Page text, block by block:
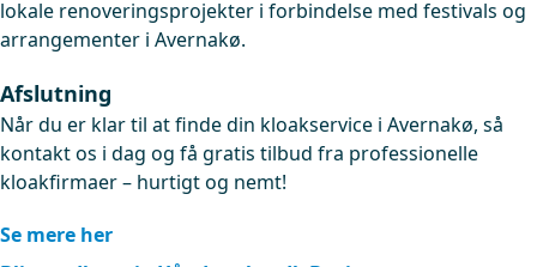
lokale renoveringsprojekter i forbindelse med festivals og
arrangementer i Avernakø.
Afslutning
Når du er klar til at finde din kloakservice i Avernakø, så
kontakt os i dag og få gratis tilbud fra professionelle
kloakfirmaer – hurtigt og nemt!
Se mere her